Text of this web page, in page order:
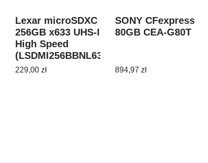
Lexar microSDXC
256GB x633 UHS-I
High Speed
(LSDMI256BBNL633A)
229,00 zł
SONY CFexpress
80GB CEA-G80T
894,97 zł